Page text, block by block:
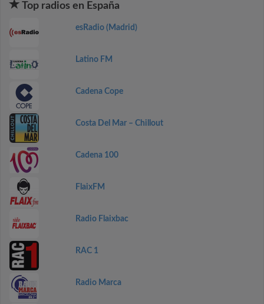
Top radios en España
esRadio (Madrid)
Latino FM
Cadena Cope
Costa Del Mar – Chillout
Cadena 100
FlaixFM
Radio Flaixbac
RAC 1
Radio Marca